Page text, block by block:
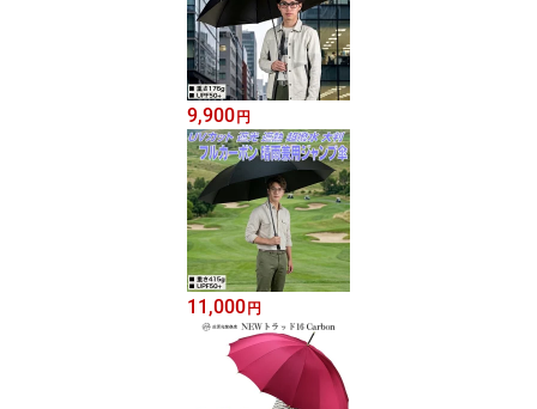
9,900円
11,000円